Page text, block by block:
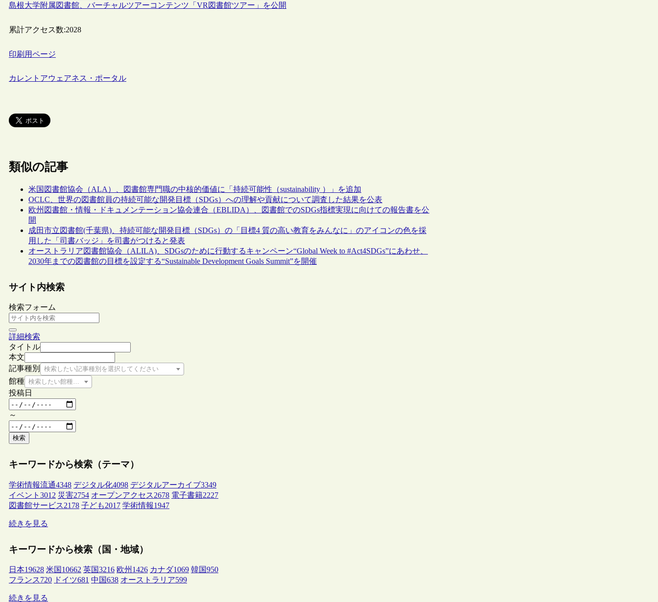
島根大学附属図書館、バーチャルツアーコンテンツ「VR図書館ツアー」を公開
累計アクセス数:2028
印刷用ページ
カレントアウェアネス・ポータル
類似の記事
米国図書館協会（ALA）、図書館専門職の中核的価値に「持続可能性（sustainability ）」を追加
OCLC、世界の図書館員の持続可能な開発目標（SDGs）への理解や貢献について調査した結果を公表
欧州図書館・情報・ドキュメンテーション協会連合（EBLIDA）、図書館でのSDGs指標実現に向けての報告書を公
開
成田市立図書館(千葉県)、持続可能な開発目標（SDGs）の「目標4 質の高い教育をみんなに」のアイコンの色を採
用した「司書バッジ」を司書がつけると発表
オーストラリア図書館協会（ALILA)、SDGsのために行動するキャンペーン“Global Week to #Act4SDGs”にあわせ、
2030年までの図書館の目標を設定する“Sustainable Development Goals Summit”を開催
サイト内検索
検索フォーム
詳細検索
タイトル
本文
記事種別
検索したい記事種別を選択してください
館種 検索したい館種を選択してください
投稿日
～
検索
キーワードから検索（テーマ）
学術情報流通4348 デジタル化4098 デジタルアーカイブ3349
イベント 3012 災害2754 オープンアクセス2678 電子書籍2227
図書館サービス2178 子ども2017 学術情報1947
続きを見る
キーワードから検索（国・地域）
日本19628 米国 10662 英国3216 欧州 1426 カナダ1069 韓国950
フランス720 ドイツ681 中国638 オーストラリア599
続きを見る